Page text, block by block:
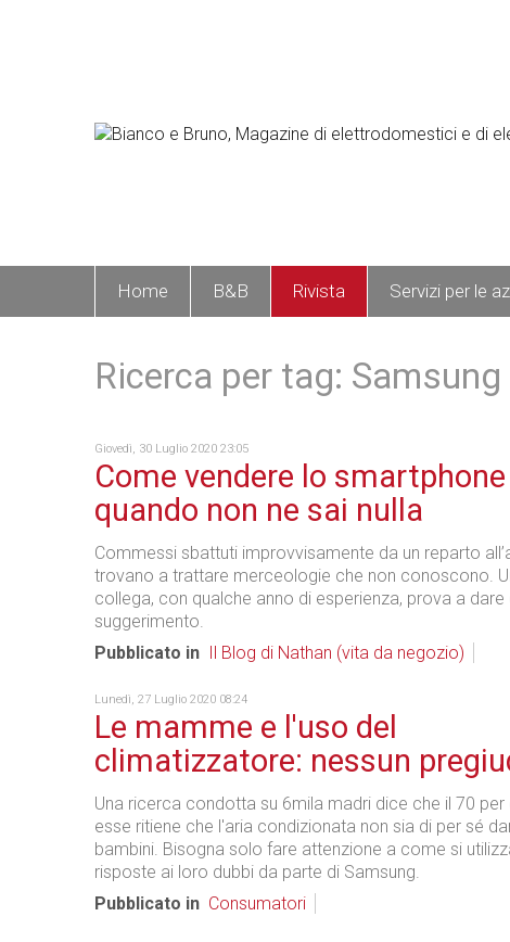
Home B&B Rivista Servizi per le
Ricerca per tag: Samsung
Giovedì, 30 Luglio 2020 23:05
Come vendere lo smartphone
quando non ne sai nulla
Commessi sbattuti improvvisamente da un reparto
trovano a trattare merceologie che non conoscono.
collega, con qualche anno di esperienza, prova a dare
suggerimento.
Pubblicato in
Il Blog di Nathan (vita da negozio)
Lunedì, 27 Luglio 2020 08:24
Le mamme e l'uso del
climatizzatore: nessun
Una ricerca condotta su 6mila madri dice che il 70
esse ritiene che l'aria condizionata non sia di per sé
bambini. Bisogna solo fare attenzione a come si
risposte ai loro dubbi da parte di Samsung.
Pubblicato in Consumatori